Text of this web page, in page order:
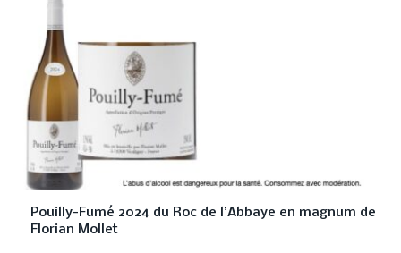
Pouilly-Fumé 2024 du Roc de l’Abbaye en magnum de
Florian Mollet